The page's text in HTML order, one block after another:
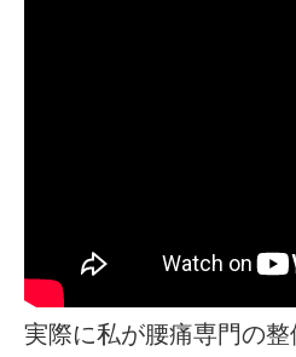
実際に私が腰痛専門の